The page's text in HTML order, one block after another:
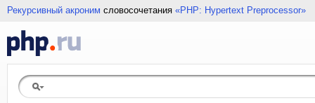
Рекурсивный акроним словосочетания «PHP: Hypertext Preprocessor»